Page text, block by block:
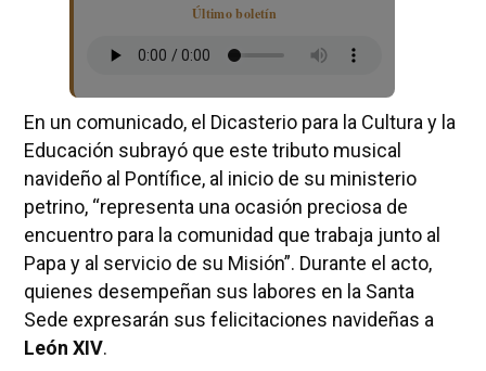
Último boletín
En un comunicado, el Dicasterio para la Cultura y la
Educación subrayó que este tributo musical
navideño al Pontífice, al inicio de su ministerio
petrino, “representa una ocasión preciosa de
encuentro para la comunidad que trabaja junto al
Papa y al servicio de su Misión”. Durante el acto,
quienes desempeñan sus labores en la Santa
Sede expresarán sus felicitaciones navideñas a
León XIV.